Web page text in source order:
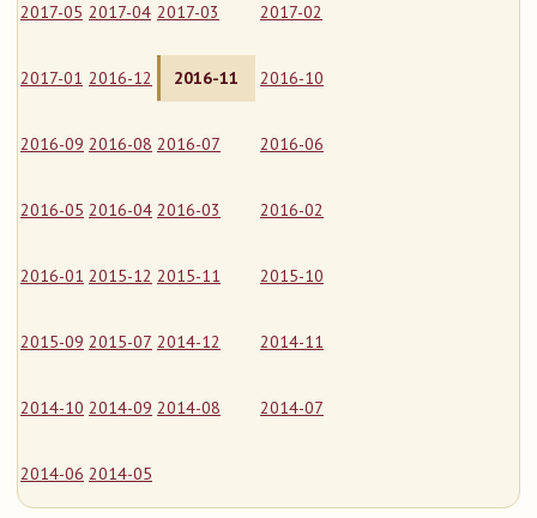
2017-05 2017-04 2017-03 2017-02
2017-01 2016-12 2016-11 2016-10
2016-09 2016-08 2016-07 2016-06
2016-05 2016-04 2016-03 2016-02
2016-01 2015-12 2015-11 2015-10
2015-09 2015-07 2014-12 2014-11
2014-10 2014-09 2014-08 2014-07
2014-06 2014-05